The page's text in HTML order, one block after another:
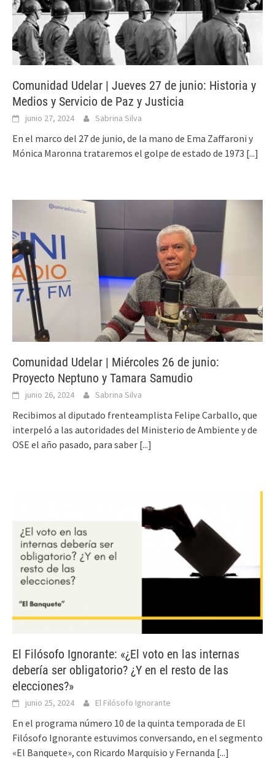
Comunidad Udelar | Jueves 27 de junio: Historia y
Medios y Servicio de Paz y Justicia
junio 27, 2024 Sabrina Silva
En el marco del 27 de junio, de la mano de Ema Zaffaroni y
Mónica Maronna trataremos el golpe de estado de 1973 [...]
Comunidad Udelar | Miércoles 26 de junio:
Proyecto Neptuno y Tamara Samudio
junio 26, 2024 Sabrina Silva
Recibimos al diputado frenteamplista Felipe Carballo, que
interpeló a las autoridades del Ministerio de Ambiente y de
OSE el año pasado, para saber [...]
El Filósofo Ignorante: «¿El voto en las internas
debería ser obligatorio? ¿Y en el resto de las
elecciones?»
junio 25, 2024 El Filósofo Ignorante
En el programa número 10 de la quinta temporada de El
Filósofo Ignorante estuvimos conversando, en el segmento
«El Banquete», con Ricardo Marquisio y Fernanda [...]